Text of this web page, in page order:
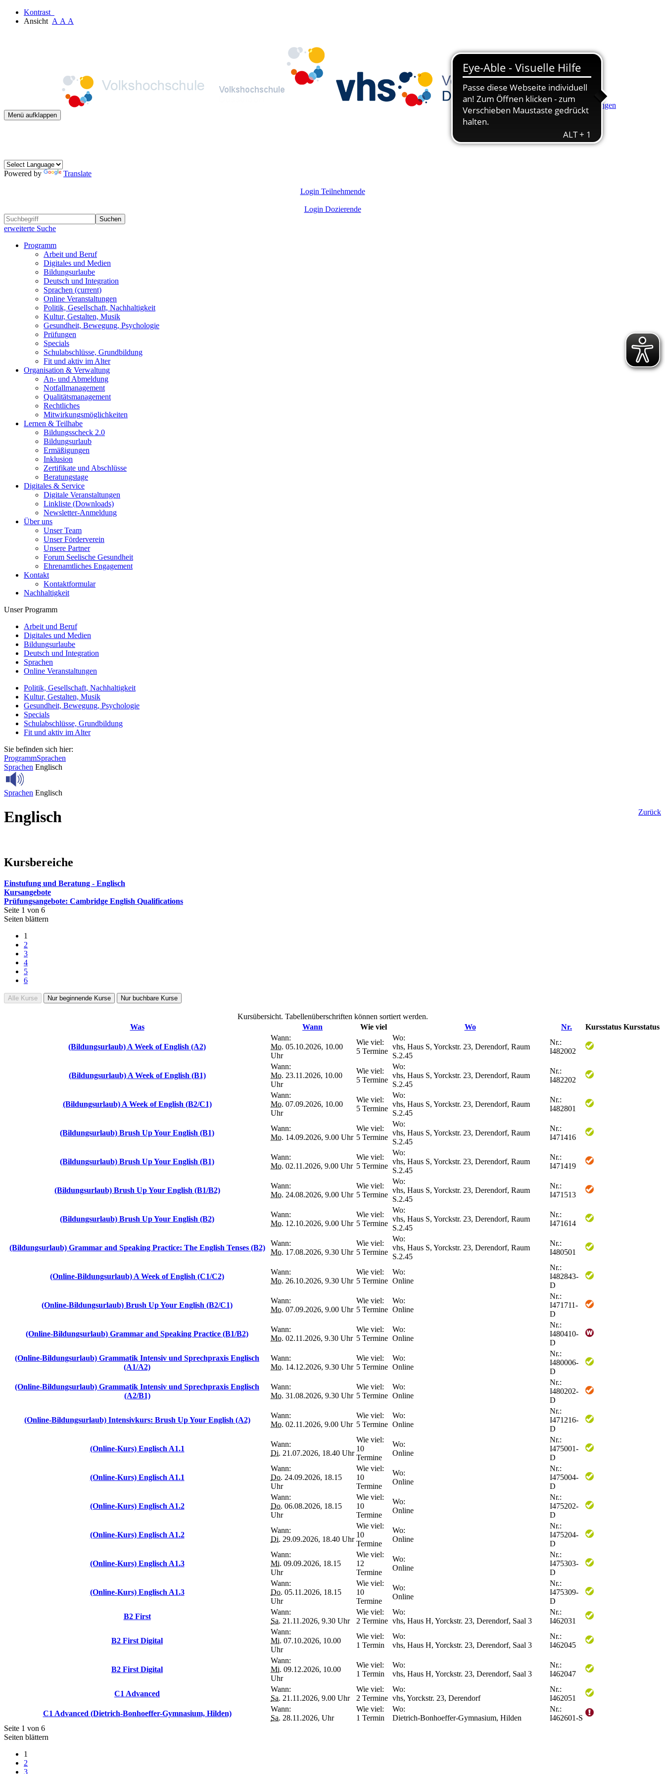
Kontrast
Ansicht A A A
Hauptinhalt anspringen
Menü aufklappen
Powered by Translate
Login Teilnehmende
Login Dozierende
Suchen
erweiterte Suche
Programm
Arbeit und Beruf
Digitales und Medien
Bildungsurlaube
Deutsch und Integration
Sprachen (current)
Online Veranstaltungen
Politik, Gesellschaft, Nachhaltigkeit
Kultur, Gestalten, Musik
Gesundheit, Bewegung, Psychologie
Prüfungen
Specials
Schulabschlüsse, Grundbildung
Fit und aktiv im Alter
Organisation & Verwaltung
An- und Abmeldung
Notfallmanagement
Qualitätsmanagement
Rechtliches
Mitwirkungsmöglichkeiten
Lernen & Teilhabe
Bildungsscheck 2.0
Bildungsurlaub
Ermäßigungen
Inklusion
Zertifikate und Abschlüsse
Beratungstage
Digitales & Service
Digitale Veranstaltungen
Linkliste (Downloads)
Newsletter-Anmeldung
Über uns
Unser Team
Unser Förderverein
Unsere Partner
Forum Seelische Gesundheit
Ehrenamtliches Engagement
Kontakt
Kontaktformular
Nachhaltigkeit
Unser Programm
Arbeit und Beruf
Digitales und Medien
Bildungsurlaube
Deutsch und Integration
Sprachen
Online Veranstaltungen
Politik, Gesellschaft, Nachhaltigkeit
Kultur, Gestalten, Musik
Gesundheit, Bewegung, Psychologie
Specials
Schulabschlüsse, Grundbildung
Fit und aktiv im Alter
Sie befinden sich hier:
ProgrammSprachen
Sprachen Englisch
Sprachen Englisch
Zurück
Englisch
Kursbereiche
Einstufung und Beratung - Englisch
Kursangebote
Prüfungsangebote: Cambridge English Qualifications
Seite 1 von 6
Seiten blättern
1
2
3
4
5
6
Alle Kurse Nur beginnende Kurse Nur buchbare Kurse
Kursübersicht. Tabellenüberschriften können sortiert werden.
Was
Wann Wie viel Wo Nr. Kursstatus Kursstatus
(Bildungsurlaub) A Week of English (A2)
Wann:
Mo. 05.10.2026, 10.00
Uhr
Wie viel:
5 Termine
Wo:
vhs, Haus S, Yorckstr. 23, Derendorf, Raum
S.2.45
Nr.:
I482002
(Bildungsurlaub) A Week of English (B1)
Wann:
Mo. 23.11.2026, 10.00
Uhr
Wie viel:
5 Termine
Wo:
vhs, Haus S, Yorckstr. 23, Derendorf, Raum
S.2.45
Nr.:
I482202
(Bildungsurlaub) A Week of English (B2/C1)
Wann:
Mo. 07.09.2026, 10.00
Uhr
Wie viel:
5 Termine
Wo:
vhs, Haus S, Yorckstr. 23, Derendorf, Raum
S.2.45
Nr.:
I482801
(Bildungsurlaub) Brush Up Your English (B1)
Wann:
Mo. 14.09.2026, 9.00 Uhr
Wie viel:
5 Termine
Wo:
vhs, Haus S, Yorckstr. 23, Derendorf, Raum
S.2.45
Nr.:
I471416
(Bildungsurlaub) Brush Up Your English (B1)
Wann:
Mo. 02.11.2026, 9.00 Uhr
Wie viel:
5 Termine
Wo:
vhs, Haus S, Yorckstr. 23, Derendorf, Raum
S.2.45
Nr.:
I471419
(Bildungsurlaub) Brush Up Your English (B1/B2)
Wann:
Mo. 24.08.2026, 9.00 Uhr
Wie viel:
5 Termine
Wo:
vhs, Haus S, Yorckstr. 23, Derendorf, Raum
S.2.45
Nr.:
I471513
(Bildungsurlaub) Brush Up Your English (B2)
Wann:
Mo. 12.10.2026, 9.00 Uhr
Wie viel:
5 Termine
Wo:
vhs, Haus S, Yorckstr. 23, Derendorf, Raum
S.2.45
Nr.:
I471614
(Bildungsurlaub) Grammar and Speaking Practice: The English Tenses (B2)
Wann:
Mo. 17.08.2026, 9.30 Uhr
Wie viel:
5 Termine
Wo:
vhs, Haus S, Yorckstr. 23, Derendorf, Raum
S.2.45
Nr.:
I480501
(Online-Bildungsurlaub) A Week of English (C1/C2)
Wann:
Mo. 26.10.2026, 9.30 Uhr
Wie viel:
5 Termine
Wo:
Online
Nr.:
I482843-
D
(Online-Bildungsurlaub) Brush Up Your English (B2/C1)
Wann:
Mo. 07.09.2026, 9.00 Uhr
Wie viel:
5 Termine
Wo:
Online
Nr.:
I471711-
D
(Online-Bildungsurlaub) Grammar and Speaking Practice (B1/B2)
Wann:
Mo. 02.11.2026, 9.30 Uhr
Wie viel:
5 Termine
Wo:
Online
Nr.:
I480410-
D
(Online-Bildungsurlaub) Grammatik Intensiv und Sprechpraxis Englisch
(A1/A2)
Wann:
Mo. 14.12.2026, 9.30 Uhr
Wie viel:
5 Termine
Wo:
Online
Nr.:
I480006-
D
(Online-Bildungsurlaub) Grammatik Intensiv und Sprechpraxis Englisch
(A2/B1)
Wann:
Mo. 31.08.2026, 9.30 Uhr
Wie viel:
5 Termine
Wo:
Online
Nr.:
I480202-
D
(Online-Bildungsurlaub) Intensivkurs: Brush Up Your English (A2)
Wann:
Mo. 02.11.2026, 9.00 Uhr
Wie viel:
5 Termine
Wo:
Online
Nr.:
I471216-
D
(Online-Kurs) Englisch A1.1
Wann:
Di. 21.07.2026, 18.40 Uhr
Wie viel:
10
Termine
Wo:
Online
Nr.:
I475001-
D
(Online-Kurs) Englisch A1.1
Wann:
Do. 24.09.2026, 18.15
Uhr
Wie viel:
10
Termine
Wo:
Online
Nr.:
I475004-
D
(Online-Kurs) Englisch A1.2
Wann:
Do. 06.08.2026, 18.15
Uhr
Wie viel:
10
Termine
Wo:
Online
Nr.:
I475202-
D
(Online-Kurs) Englisch A1.2
Wann:
Di. 29.09.2026, 18.40 Uhr
Wie viel:
10
Termine
Wo:
Online
Nr.:
I475204-
D
(Online-Kurs) Englisch A1.3
Wann:
Mi. 09.09.2026, 18.15
Uhr
Wie viel:
12
Termine
Wo:
Online
Nr.:
I475303-
D
(Online-Kurs) Englisch A1.3
Wann:
Do. 05.11.2026, 18.15
Uhr
Wie viel:
10
Termine
Wo:
Online
Nr.:
I475309-
D
B2 First
Wann:
Sa. 21.11.2026, 9.30 Uhr
Wie viel:
2 Termine
Wo:
vhs, Haus H, Yorckstr. 23, Derendorf, Saal 3
Nr.:
I462031
B2 First Digital
Wann:
Mi. 07.10.2026, 10.00
Uhr
Wie viel:
1 Termin
Wo:
vhs, Haus H, Yorckstr. 23, Derendorf, Saal 3
Nr.:
I462045
B2 First Digital
Wann:
Mi. 09.12.2026, 10.00
Uhr
Wie viel:
1 Termin
Wo:
vhs, Haus H, Yorckstr. 23, Derendorf, Saal 3
Nr.:
I462047
C1 Advanced
Wann:
Sa. 21.11.2026, 9.00 Uhr
Wie viel:
2 Termine
Wo:
vhs, Yorckstr. 23, Derendorf
Nr.:
I462051
C1 Advanced (Dietrich-Bonhoeffer-Gymnasium, Hilden)
Wann:
Sa. 28.11.2026, Uhr
Wie viel:
1 Termin
Wo:
Dietrich-Bonhoeffer-Gymnasium, Hilden
Nr.:
I462601-S
Seite 1 von 6
Seiten blättern
1
2
3